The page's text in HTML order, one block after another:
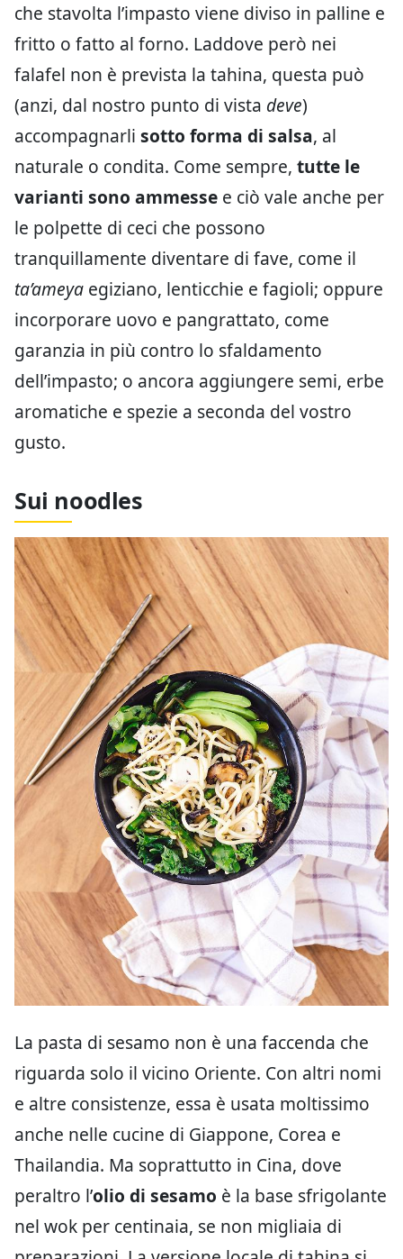
che stavolta l’impasto viene diviso in palline e
fritto o fatto al forno. Laddove però nei
falafel non è prevista la tahina, questa può
(anzi, dal nostro punto di vista deve)
accompagnarli sotto forma di salsa, al
naturale o condita. Come sempre, tutte le
varianti sono ammesse e ciò vale anche per
le polpette di ceci che possono
tranquillamente diventare di fave, come il
ta’ameya egiziano, lenticchie e fagioli; oppure
incorporare uovo e pangrattato, come
garanzia in più contro lo sfaldamento
dell’impasto; o ancora aggiungere semi, erbe
aromatiche e spezie a seconda del vostro
gusto.
Sui noodles
La pasta di sesamo non è una faccenda che
riguarda solo il vicino Oriente. Con altri nomi
e altre consistenze, essa è usata moltissimo
anche nelle cucine di Giappone, Corea e
Thailandia. Ma soprattutto in Cina, dove
peraltro l’olio di sesamo è la base sfrigolante
nel wok per centinaia, se non migliaia di